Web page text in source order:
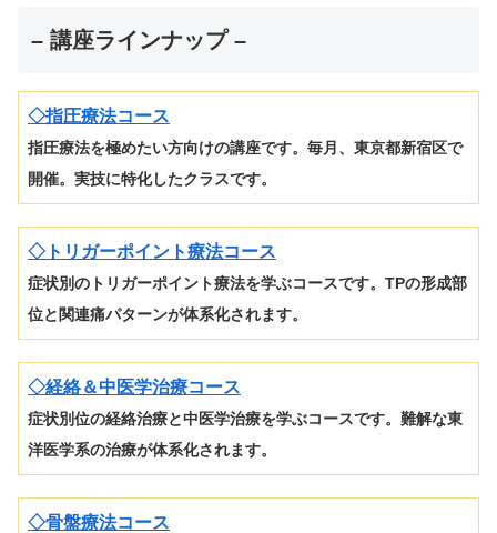
– 講座ラインナップ –
◇指圧療法コース
指圧療法を極めたい方向けの講座です。毎月、東京都新宿区で
開催。実技に特化したクラスです。
◇ トリガーポイント療法コース
症状別のトリガーポイント療法を学ぶコースです。TPの形成部
位と関連痛パターンが体系化されます。
◇経絡＆中医学治療コース
症状別位の経絡治療と中医学治療を学ぶコースです。難解な東
洋医学系の治療が体系化されます。
◇骨盤療法コース